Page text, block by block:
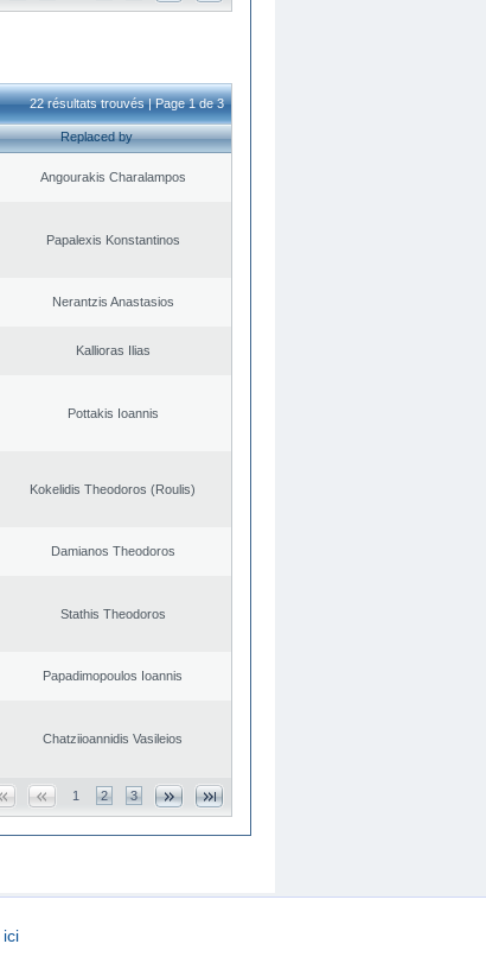
22 résultats trouvés | Page 1 de 3
Replaced by
Angourakis Charalampos
Papalexis Konstantinos
Nerantzis Anastasios
Kallioras Ilias
Pottakis Ioannis
Kokelidis Theodoros (Roulis)
Damianos Theodoros
Stathis Theodoros
Papadimopoulos Ioannis
Chatziioannidis Vasileios
1 2 3
ici